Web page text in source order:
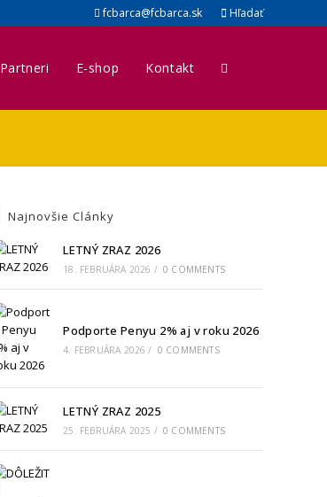
fcbarca@fcbarca.sk Hľadať
Partneri E-shop Kontakt
Najnovšie Clánky
LETNÝ ZRAZ 2026
18. FEBRUÁRA 2026 / 0 COMMENTS
Podporte Penyu 2% aj v roku 2026
4. FEBRUÁRA 2026 / 0 COMMENTS
LETNÝ ZRAZ 2025
25. FEBRUÁRA 2025 / 0 COMMENTS